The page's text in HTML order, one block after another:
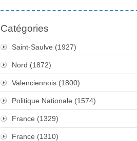
Catégories
Saint-Saulve (1927)
Nord (1872)
Valenciennois (1800)
Politique Nationale (1574)
France (1329)
France (1310)